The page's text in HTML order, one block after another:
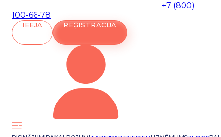
+7 (800)
100-66-78
IEEJA REĢISTRĀCIJA